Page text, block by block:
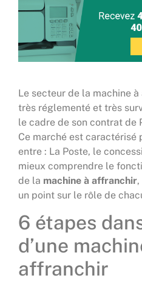
Le secteur de la machine
très réglementé et très
le cadre de son contrat de
Ce marché est
entre : La Poste, le
mieux comprendre le
de la machine à affranchir
un point sur le rôle de
6 étapes
d’une
affranchir